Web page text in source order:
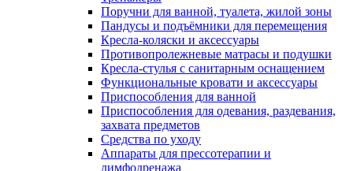
Поручни для ванной, туалета, жилой зоны
Пандусы и подъёмники для перемещения
Кресла-коляски и аксессуары
Противопролежневые матрасы и подушки
Кресла-стулья с санитарным оснащением
Функциональные кровати и аксессуары
Приспособления для ванной
Приспособления для одевания, раздевания,
захвата предметов
Средства по уходу
Аппараты для прессотерапии и
лимфодренажа